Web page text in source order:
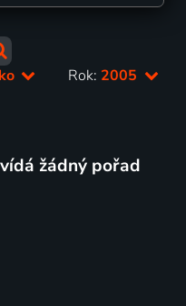
Rok: 2005
žádný pořad